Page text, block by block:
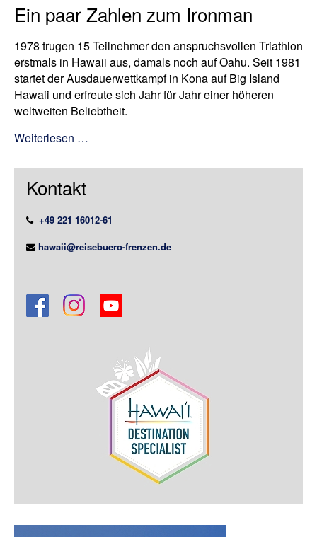
Ein paar Zahlen zum Ironman
1978 trugen 15 Teilnehmer den anspruchsvollen Triathlon
erstmals in Hawaii aus, damals noch auf Oahu. Seit 1981
startet der Ausdauerwettkampf in Kona auf Big Island
Hawaii und erfreute sich Jahr für Jahr einer höheren
weltweiten Beliebtheit.
Weiterlesen …
Kontakt
+49 221 16012-61
hawaii@reisebuero-frenzen.de